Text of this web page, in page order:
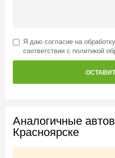
Я даю согласие на
соответствии с политикой
Аналогичные
Красноярске